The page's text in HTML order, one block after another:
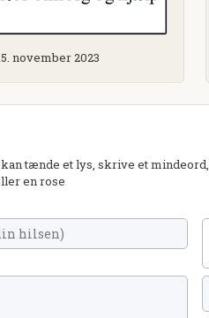
november 2023
tænde et lys, skrive et mindeord,
en rose